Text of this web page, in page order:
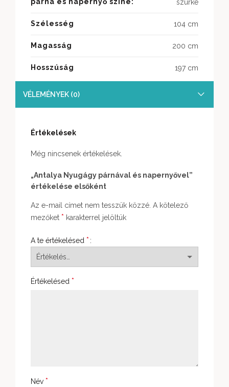
párna és napernyő színe: szürke
Szélesség 104 cm
Magasság 200 cm
Hosszúság 197 cm
VÉLEMÉNYEK (0)
Értékelések
Még nincsenek értékelések.
„Antalya Nyugágy párnával és napernyővel”
értékelése elsőként
Az e-mail címet nem tesszük közzé. A kötelező
mezőket * karakterrel jelöltük
A te értékelésed *
Értékelésed *
Név *